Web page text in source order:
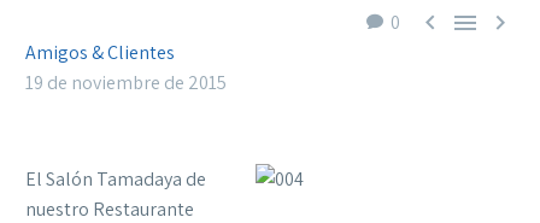
0   
Amigos & Clientes
19 de noviembre de 2015
El Salón Tamadaya de
nuestro Restaurante